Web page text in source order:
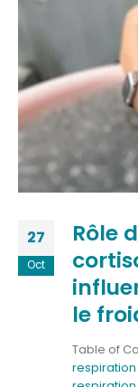
27
Oct
Rôle
le
Table of